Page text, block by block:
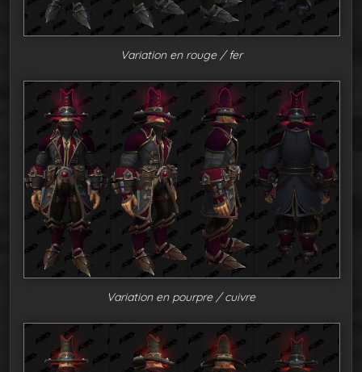
Variation en rouge / fer
Variation en pourpre / cuivre